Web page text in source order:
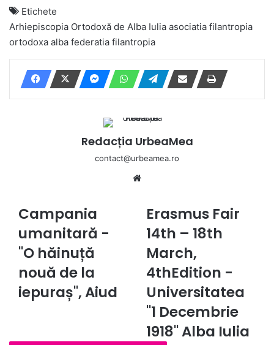
Etichete
Arhiepiscopia Ortodoxă de Alba Iulia asociatia filantropia
ortodoxa alba federatia filantropia
Redacția UrbeaMea
contact@urbeamea.ro
Campania
umanitară -
"O
hăinuță
nouă
de
la
iepuraș",
Campania
umanitară -
"O hăinuță
nouă de la
iepuraș", Aiud
Erasmus
14th
–
18th
March,
4thEdition
-
Universitatea
"1
Decembrie
Erasmus Fair
14th – 18th
March,
4thEdition -
Universitatea
"1 Decembrie
1918" Alba Iulia